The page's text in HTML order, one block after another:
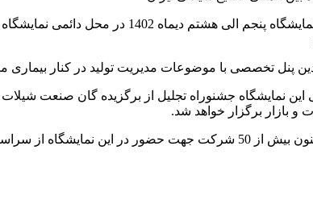
مسعود بارانی با اشاره به اینکه
پنل تخصصی با موضوعات مدیریت تولید در کنار
و بازار برگزار خواهد شد.
آمادگی و حضور کرده اند.